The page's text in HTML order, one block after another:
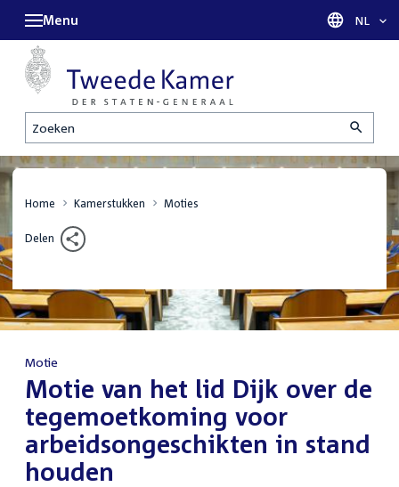
Zoeken
Menu Taal
NL
Home Kamerstukken Moties
Delen
Motie
:Motie van het lid Dijk over de
tegemoetkoming voor
arbeidsongeschikten in stand
houden